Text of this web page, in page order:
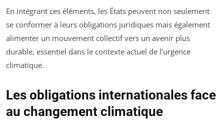
En intégrant ces éléments, les États peuvent non seulement
se conformer à leurs obligations juridiques mais également
alimenter un mouvement collectif vers un avenir plus
durable, essentiel dans le contexte actuel de l’urgence
climatique.
Les obligations internationales face
au changement climatique